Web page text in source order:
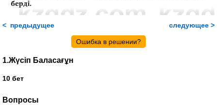
< предыдущее следующее >
Ошибка в решении?
1.Жүсіп Баласағұн
10 бет
Вопросы